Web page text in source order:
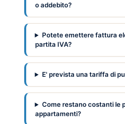
o addebito?
Potete emettere fattura
partita IVA?
E' prevista una tariffa di
Come restano costanti le
appartamenti?